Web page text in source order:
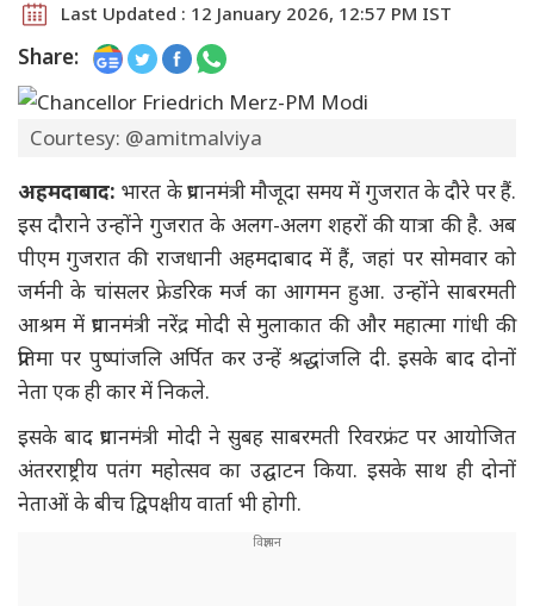
Last Updated : 12 January 2026, 12:57 PM IST
Share:
Courtesy: @amitmalviya
अहमदाबाद: भारत के प्रधानमंत्री मौजूदा समय में गुजरात के दौरे पर हैं.
इस दौराने उन्होंने गुजरात के अलग-अलग शहरों की यात्रा की है. अब
पीएम गुजरात की राजधानी अहमदाबाद में हैं, जहां पर सोमवार को
जर्मनी के चांसलर फ्रेडरिक मर्ज का आगमन हुआ. उन्होंने साबरमती
आश्रम में प्रधानमंत्री नरेंद्र मोदी से मुलाकात की और महात्मा गांधी की
प्रतिमा पर पुष्पांजलि अर्पित कर उन्हें श्रद्धांजलि दी. इसके बाद दोनों
नेता एक ही कार में निकले.
इसके बाद प्रधानमंत्री मोदी ने सुबह साबरमती रिवरफ्रंट पर आयोजित
अंतरराष्ट्रीय पतंग महोत्सव का उद्घाटन किया. इसके साथ ही दोनों
नेताओं के बीच द्विपक्षीय वार्ता भी होगी.